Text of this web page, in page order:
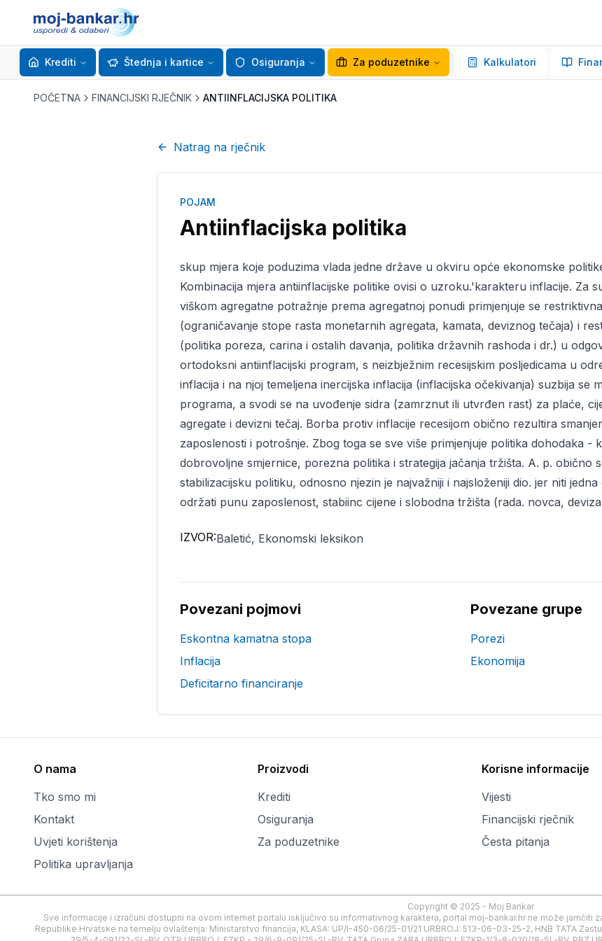
Krediti Štednja i kartice Osiguranja Za poduzetnike Kalkulatori
POČETNA FINANCIJSKI RJEČNIK ANTIINFLACIJSKA POLITIKA
Natrag na rječnik
POJAM
Antiinflacijska politika
skup mjera koje poduzima vlada jedne države u okviru opće ekonomske
Kombinacija mjera antiinflacijske politike ovisi o uzroku.'karakteru inflacije. Za
viškom agregatne potražnje prema agregatnoj ponudi primjenjuje se
(ograničavanje stope rasta monetarnih agregata, kamata, deviznog tečaja) i
(politika poreza, carina i ostalih davanja, politika državnih rashoda i dr.) u
ortodoksni antiinflacijski program, s neizbježnim recesijskim posljedicama u
inflacija i na njoj temeljena inercijska inflacija (inflacijska očekivanja) suzbija se
programa, a svodi se na uvođenje sidra (zamrznut ili utvrđen rast) za plaće,
agregate i devizni tečaj. Borba protiv inflacije recesijom obično rezultira
zaposlenosti i potrošnje. Zbog toga se sve više primjenjuje politika dohodaka -
dobrovoljne smjernice, porezna politika i strategija jačanja tržišta. A. p. obično
stabilizacijsku politiku, odnosno njezin je najvažniji i najsloženiji dio. jer niti
održati punu zaposlenost, stabiinc cijene i slobodna tržišta (rada. novca,
IZVOR:Baletić, Ekonomski leksikon
Povezani pojmovi
Eskontna kamatna stopa
Inflacija
Deficitarno financiranje
Povezane grupe
Porezi
Ekonomija
O nama
Tko smo mi
Kontakt
Uvjeti korištenja
Politika upravljanja
Proizvodi
Krediti
Osiguranja
Za poduzetnike
Korisne informacije
Vijesti
Financijski rječnik
Česta pitanja
Copyright © 2025 - Moj Bankar
Sve informacije i izračuni dostupni na ovom internet portalu isključivo su informativnog karaktera, portal moj-bankar.hr ne može
Republike Hrvatske na temelju ovlaštenja: Ministarstvo financija, KLASA: UP/I-450-06/25-01/21 URBROJ: 513-06-03-25-2, HNB TATA